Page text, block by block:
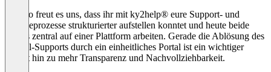
Ebenso freut es uns, dass ihr mit ky2help® eure Support- und
Serviceprozesse strukturierter aufstellen konntet und heute beide
Teams zentral auf einer Plattform arbeiten. Gerade die Ablösung des
E-Mail-Supports durch ein einheitliches Portal ist ein wichtiger
Schritt hin zu mehr Transparenz und Nachvollziehbarkeit.